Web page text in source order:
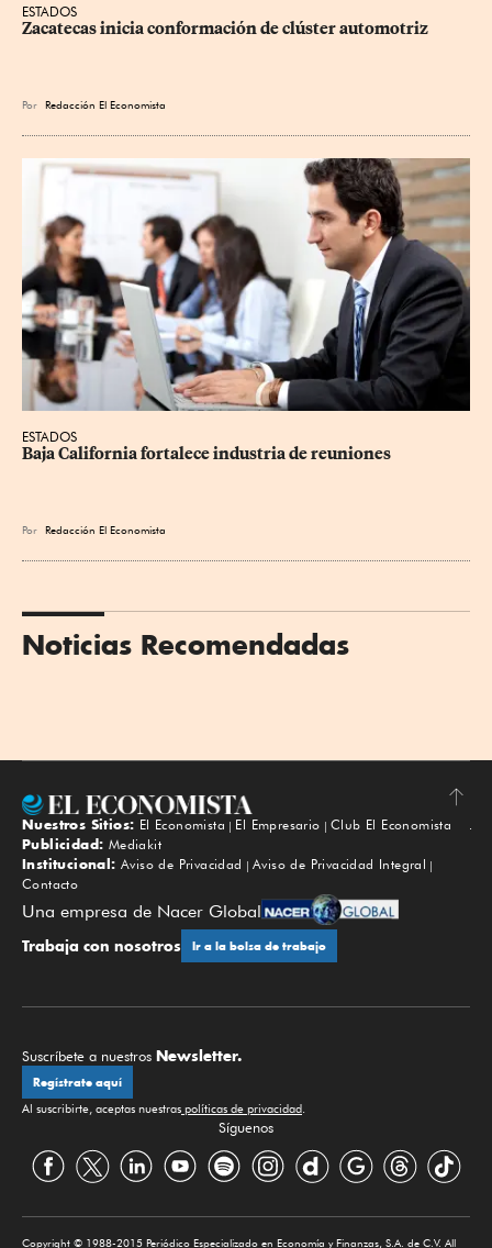
ESTADOS
Zacatecas inicia conformación de clúster automotriz
Por Redacción El Economista
ESTADOS
Baja California fortalece industria de reuniones
Por Redacción El Economista
Noticias Recomendadas
Subir
Nuestros Sitios: El Economista El Empresario
Club El Economista
Publicidad: Mediakit
Institucional: Aviso de Privacidad
Aviso de Privacidad Integral
Contacto
Una empresa de Nacer Global
Trabaja con nosotros Ir a la bolsa de trabajo
Suscríbete a nuestros Newsletter.
Regístrate aquí
Al suscribirte, aceptas nuestras políticas de privacidad
Síguenos
Copyright © 1988-2015 Periódico Especializado en Economía y Finanzas, S.A. de C.V. All